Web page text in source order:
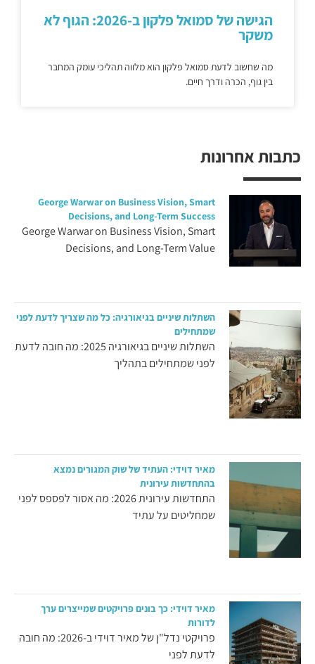
כתבות אחרונות
George Warwar on Business Vision, Smart
Decisions, and Long-Term Success
George Warwar on Business Vision, Smart
Decisions, and Long-Term Value
השתלות שיניים בגיאורגיה: כל מה שצריך לדעת לפני
שמתחילים
השתלות שיניים בגיאורגיה 2025: מה חובה לדעת
לפני שמתחילים בתהליך
מאיר דוידי: העתיד של שוק המגורים נמצא
בהתחדשות עירונית
התחדשות עירונית 2026: מה אסור לפספס לפני
שמחליטים על עתיד
מאיר דוידי: כך בונים פרויקטים שמייצרים ערך
לדורות
פרויקטי נדל"ן של מאיר דוידי ב-2026: מה חובה
לדעת לפני
הגישה של סמואל פלקון ב-2026: הגוף לא
משקר
מה שחשוב לדעת סמואל פלקון הוא מלווה תהליכי עומק המחבר
בין גוף, הכרה ודרך חיים.